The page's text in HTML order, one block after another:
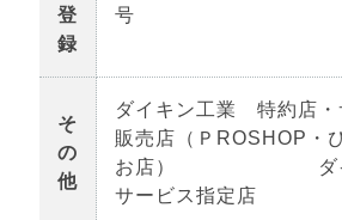
登
録
号
そ
の
他
ダイキン工業 特約店・
販売店（ＰROSHOP・
お店） ダイ
サービス指定店